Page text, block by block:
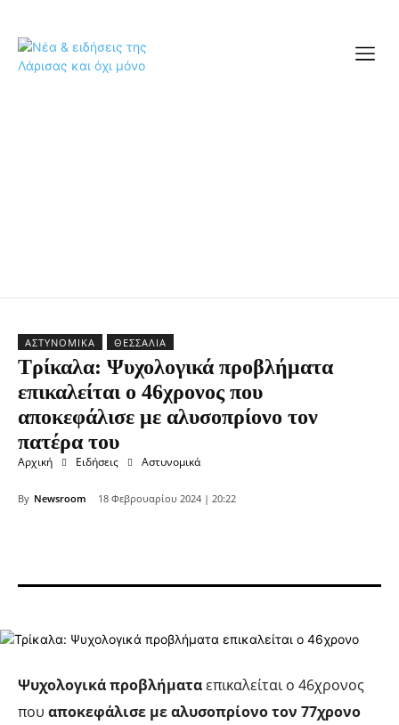
ΑΣΤΥΝΟΜΙΚΆ ΘΕΣΣΑΛΊΑ
Τρίκαλα: Ψυχολογικά προβλήματα
επικαλείται ο 46χρονος που
αποκεφάλισε με αλυσοπρίονο τον
πατέρα του
Αρχική Ειδήσεις Αστυνομικά
By Newsroom 18 Φεβρουαρίου 2024 | 20:22
Ψυχολογικά προβλήματαεπικαλείται ο 46χρονος
που αποκεφάλισε με αλυσοπρίονο τον 77χρονο